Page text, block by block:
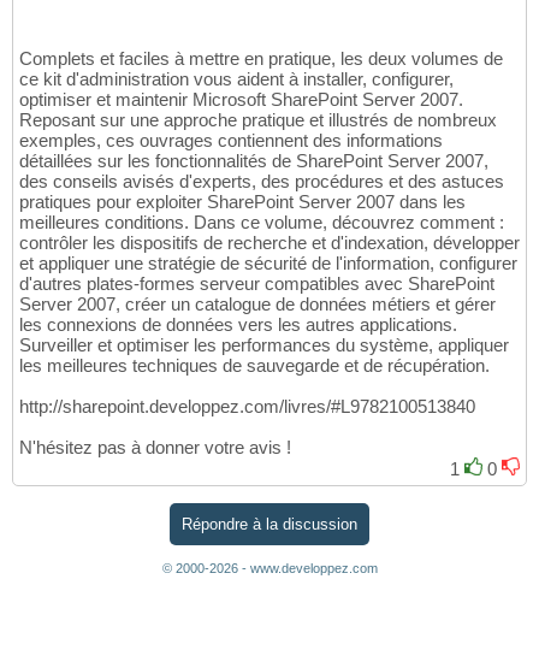
Complets et faciles à mettre en pratique, les deux volumes de
ce kit d'administration vous aident à installer, configurer,
optimiser et maintenir Microsoft SharePoint Server 2007.
Reposant sur une approche pratique et illustrés de nombreux
exemples, ces ouvrages contiennent des informations
détaillées sur les fonctionnalités de SharePoint Server 2007,
des conseils avisés d'experts, des procédures et des astuces
pratiques pour exploiter SharePoint Server 2007 dans les
meilleures conditions. Dans ce volume, découvrez comment :
contrôler les dispositifs de recherche et d'indexation, développer
et appliquer une stratégie de sécurité de l'information, configurer
d'autres plates-formes serveur compatibles avec SharePoint
Server 2007, créer un catalogue de données métiers et gérer
les connexions de données vers les autres applications.
Surveiller et optimiser les performances du système, appliquer
les meilleures techniques de sauvegarde et de récupération.
http://sharepoint.developpez.com/livres/#L9782100513840
N'hésitez pas à donner votre avis !
1
0
Répondre à la discussion
© 2000-2026 - www.developpez.com